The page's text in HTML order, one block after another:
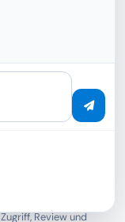
Review und